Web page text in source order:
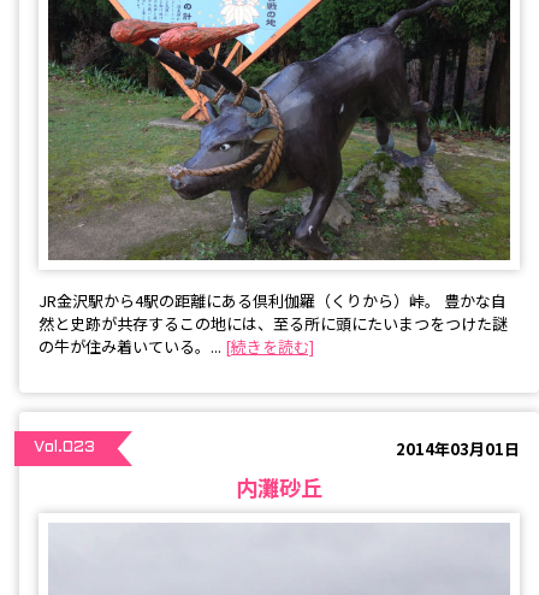
JR金沢駅から4駅の距離にある倶利伽羅（くりから）峠。 豊かな自
然と史跡が共存するこの地には、至る所に頭にたいまつをつけた謎
の牛が住み着いている。... [続きを読む]
Vol.023 2014年03月01日
内灘砂丘